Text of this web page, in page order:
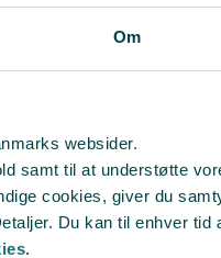
Om
websider.
samt til at understøtte
cookies, giver du
Du kan til enhver tid
deltagelse i relevante kurser